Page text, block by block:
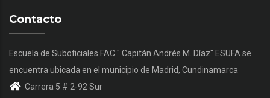
Contacto
Escuela de Suboficiales FAC " Capitán Andrés M. Díaz" ESUFA se
encuentra ubicada en el municipio de Madrid, Cundinamarca
Carrera 5 # 2-92 Sur